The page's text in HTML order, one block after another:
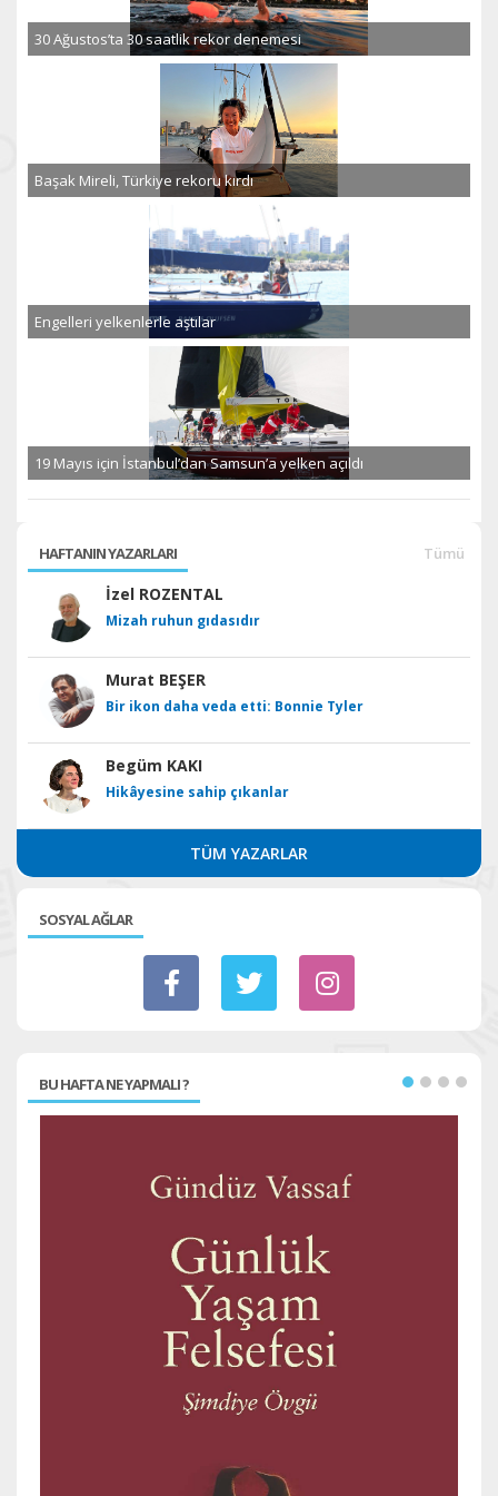
30 Ağustos’ta 30 saatlik rekor denemesi
Başak Mireli, Türkiye rekoru kırdı
Engelleri yelkenlerle aştılar
19 Mayıs için İstanbul’dan Samsun’a yelken açıldı
HAFTANIN YAZARLARI Tümü
İzel ROZENTAL
Mizah ruhun gıdasıdır
Murat BEŞER
Bir ikon daha veda etti: Bonnie Tyler
Begüm KAKI
Hikâyesine sahip çıkanlar
TÜM YAZARLAR
SOSYAL AĞLAR
BU HAFTA NE YAPMALI ?